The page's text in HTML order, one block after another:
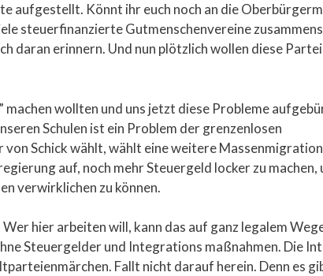
aufgestellt. Könnt ihr euch noch an die
steuerfinanzierte Gutmenschenvereine
daran erinnern. Und nun plötzlich wollen diese
machen wollten und uns jetzt diese Probleme
Schulen ist ein Problem der grenzenlosen
Schick wählt, wählt eine weitere
auf, noch mehr Steuergeld locker zu machen,
verwirklichen zu können.
hier arbeiten will, kann das auf ganz legalem
Steuergelder und Integrations maßnahmen. Die
Fallt nicht darauf herein. Denn es